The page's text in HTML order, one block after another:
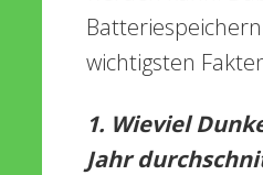
wichtigsten
1. Wieviel
Jahr